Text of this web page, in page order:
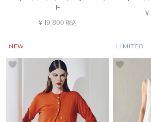
ト
¥ 19,800 税込
¥
NEW LIMITED